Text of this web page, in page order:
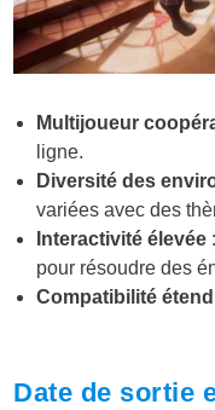
Multijoueur
ligne.
Diversité des
variées avec des
Interactivité élevée
pour résoudre des
Compatibilité
Date de sortie